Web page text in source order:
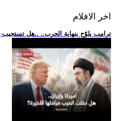
اخر الافلام
.. ترامب يلوّح بنهاية الحرب.. ..هل